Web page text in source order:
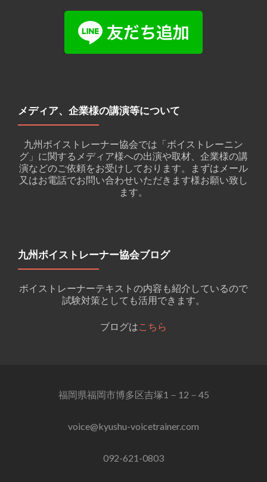
メディア、企業様の講演等について
九州ボイストレーナー協会では「ボイストレーニン
グ」に関するメディア様への出演や取材、企業様の講
演などのご依頼をお受けしております。まずはメール
又はお電話でお問い合わせいただきます様お願い致し
ます。
九州ボイストレーナー協会ブログ
ボイストレーナーテキストの内容も紹介しているので
試験対策としても活用できます。
ブログはこちら
福岡県福岡市博多区吉塚1－12－45
voice@kyushu-voicetrainer.com
092-621-0803